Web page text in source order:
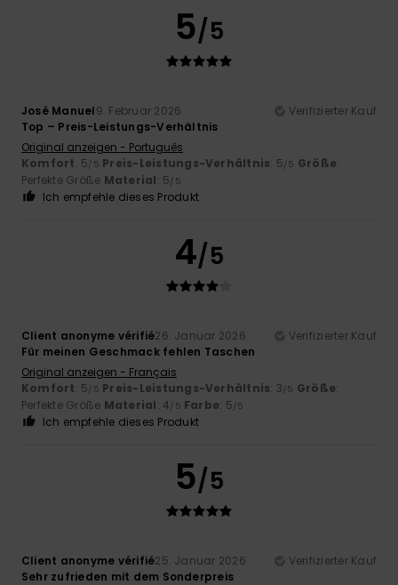
5/5
José Manuel9. Februar 2026
Verifizierter Kauf
Top – Preis-Leistungs-Verhältnis
Original anzeigen - Português
Komfort: 5/5 Preis-Leistungs-Verhältnis: 5/5 Größe:
Perfekte Größe Material: 5/5
Ich empfehle dieses Produkt
4/5
Client anonyme vérifié26. Januar 2026
Verifizierter Kauf
Für meinen Geschmack fehlen Taschen
Original anzeigen - Français
Komfort: 5/5 Preis-Leistungs-Verhältnis: 3/5 Größe:
Perfekte Größe Material: 4/5 Farbe: 5/5
Ich empfehle dieses Produkt
5/5
Client anonyme vérifié25. Januar 2026
Verifizierter Kauf
Sehr zufrieden mit dem Sonderpreis